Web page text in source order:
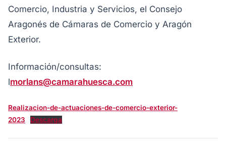
Comercio, Industria y Servicios, el Consejo
Aragonés de Cámaras de Comercio y Aragón
Exterior.
Información/consultas:
lmorlans@camarahuesca.com
Realizacion-de-actuaciones-de-comercio-exterior-
2023
Descarga